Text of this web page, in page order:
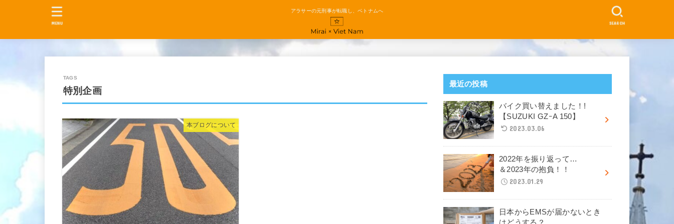
アラサーの元刑事が転職し、ベトナムへ
SEARCH
MENU
特別企画
本ブログについて
最近の投稿
バイク買い替えました！!
【SUZUKI GZｰA 150】
2023.03.06
2022年を振り返って…
＆2023年の抱負！！
2023.01.29
日本からEMSが届かないとき
はどうする？